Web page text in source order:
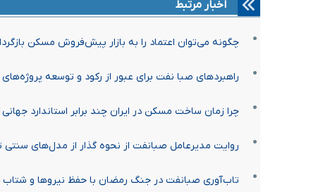
اخبار مرتبط
چگونه می‌توان اعتماد را به بازار پیش‌فروش مسکن
راهبردهای صبا نفت برای عبور از رکود و توسعه
چرا زمان ساخت مسکن در ایران چند برابر استاندارد
روایت مدیرعامل صبانفت از نحوه گذار از مدل‌های سنتی
تاب‌آوری صبانفت در جنگ رمضان با حفظ نیروها و شتاب